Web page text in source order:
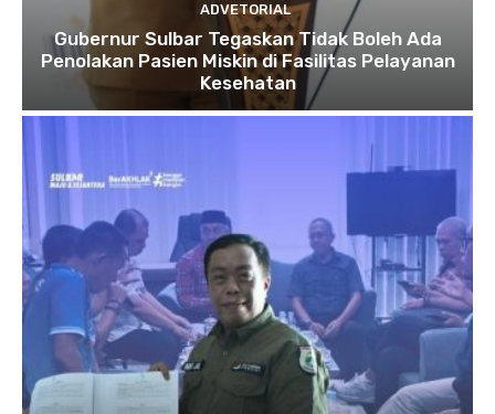
ADVETORIAL
Gubernur Sulbar Tegaskan Tidak Boleh Ada
Penolakan Pasien Miskin di Fasilitas Pelayanan
Kesehatan